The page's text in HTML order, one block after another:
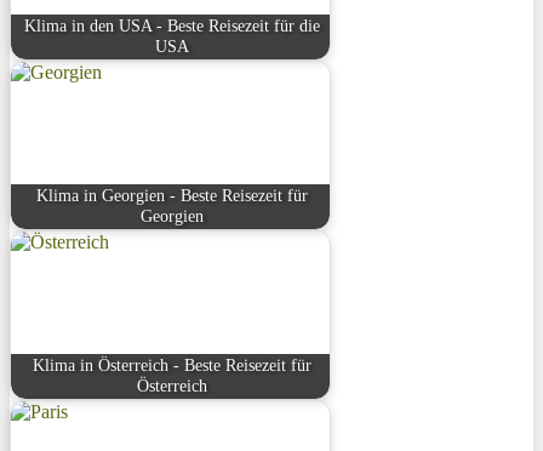
Klima in den USA - Beste Reisezeit für die
USA
Klima in Georgien - Beste Reisezeit für
Georgien
Klima in Österreich - Beste Reisezeit für
Österreich